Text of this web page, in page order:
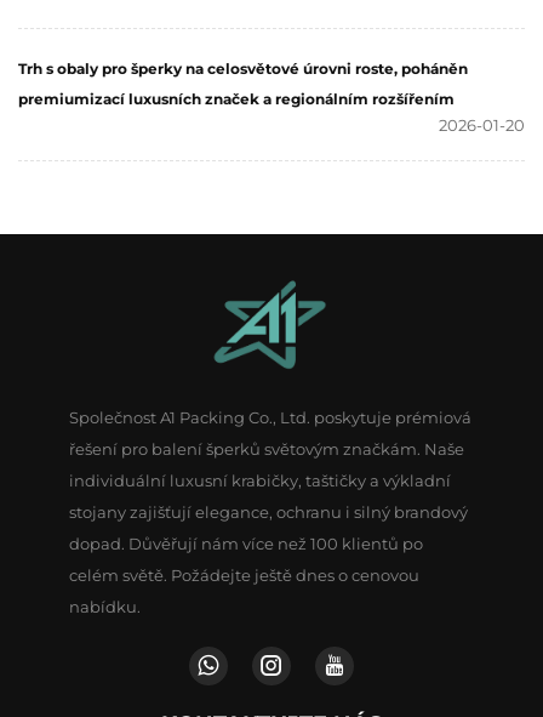
Trh s obaly pro šperky na celosvětové úrovni roste, poháněn
premiumizací luxusních značek a regionálním rozšířením
2026-01-20
Společnost A1 Packing Co., Ltd. poskytuje prémiová
řešení pro balení šperků světovým značkám. Naše
individuální luxusní krabičky, taštičky a výkladní
stojany zajišťují elegance, ochranu i silný brandový
dopad. Důvěřují nám více než 100 klientů po
celém světě. Požádejte ještě dnes o cenovou
nabídku.